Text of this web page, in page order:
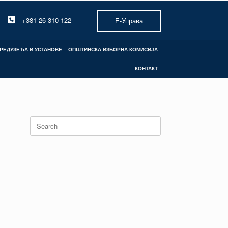
+381 26 310 122 Е-Управа
И УСТАНОВЕ ОПШТИНСКА ИЗБОРНА КОМИСИЈА
КОНТАКТ
Search
for: